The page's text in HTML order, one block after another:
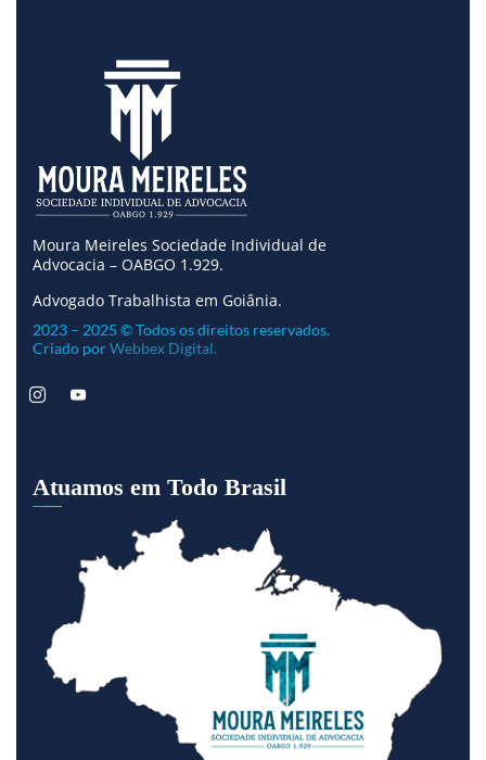
Moura Meireles Sociedade Individual de
Advocacia – OABGO 1.929.
Advogado Trabalhista em Goiânia.
2023 – 2025 © Todos os direitos reservados.
Criado porWebbex Digital.
Atuamos em Todo Brasil